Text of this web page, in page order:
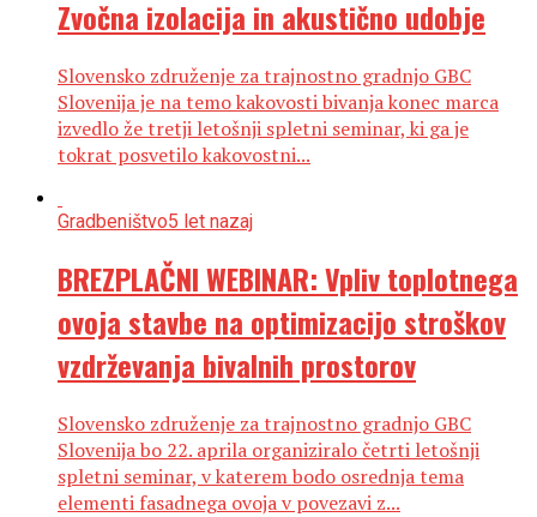
Zvočna izolacija in akustično udobje
Slovensko združenje za trajnostno gradnjo GBC
Slovenija je na temo kakovosti bivanja konec marca
izvedlo že tretji letošnji spletni seminar, ki ga je
tokrat posvetilo kakovostni...
Gradbeništvo5 let nazaj
BREZPLAČNI WEBINAR: Vpliv toplotnega
ovoja stavbe na optimizacijo stroškov
vzdrževanja bivalnih prostorov
Slovensko združenje za trajnostno gradnjo GBC
Slovenija bo 22. aprila organiziralo četrti letošnji
spletni seminar, v katerem bodo osrednja tema
elementi fasadnega ovoja v povezavi z...